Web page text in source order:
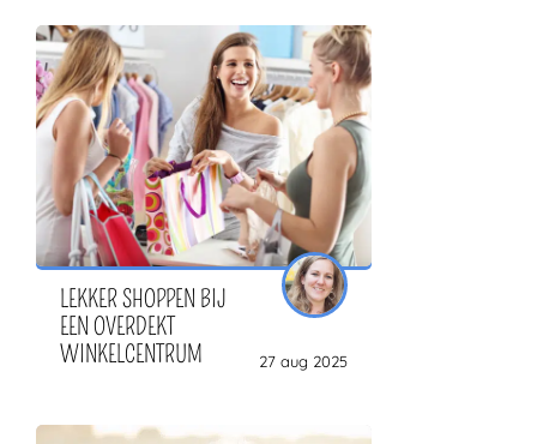
LEKKER SHOPPEN BIJ
EEN OVERDEKT
WINKELCENTRUM
27 aug 2025